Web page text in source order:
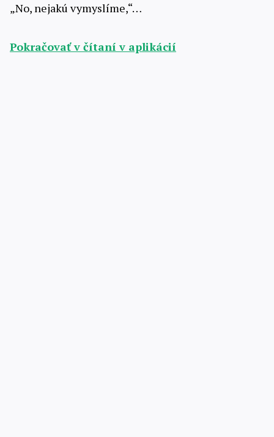
„No, nejakú vymyslíme,“…
Pokračovať v čítaní v aplikácií